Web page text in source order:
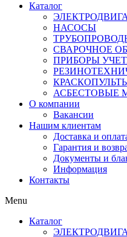
Каталог
НАСОСЫ
СВАРОЧНОЕ
ПРИБОРЫ
АСБЕСТОВЫЕ
О компании
Вакансии
Нашим клиентам
Доставка и
Гарантия и
Документы и
Информация
Контакты
Menu
Каталог